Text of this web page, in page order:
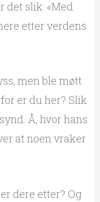
det slik: «Med
etter verdens
men ble møtt
er du her? Slik
Å, hvor hans
at noen vraker
dere etter? Og